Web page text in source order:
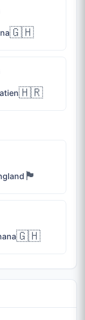
🇬🇭
🇭🇷
🏴󠁧󠁢󠁥󠁮󠁧󠁿
🇬🇭